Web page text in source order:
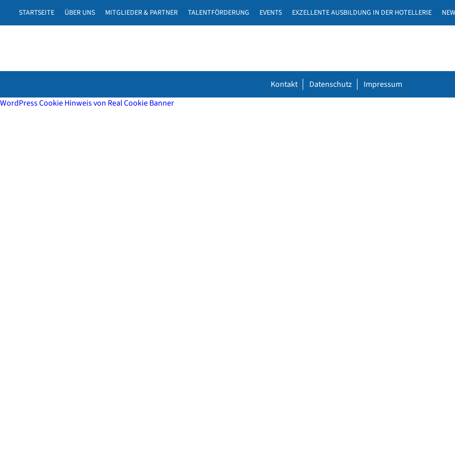
STARTSEITE ÜBER UNS MITGLIEDER & PARTNER TALENTFÖRDERUNG EVENTS EXZELLENTE AUSBILDUNG IN DER HOTELLERIE
Kontakt Datenschutz
Impressum
WordPress Cookie Hinweis von Real Cookie Banner